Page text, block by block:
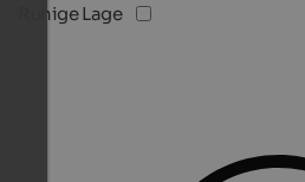
Ruhige Lage